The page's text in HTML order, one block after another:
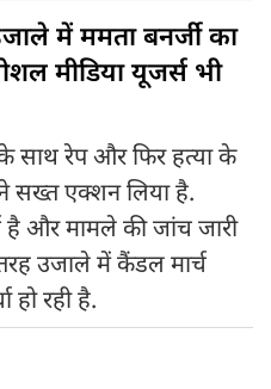
में ममता बनर्जी का
मीडिया यूजर्स भी
साथ रेप और फिर हत्या के
सख्त एक्शन लिया है.
है और मामले की जांच जारी
उजाले में कैंडल मार्च
हो रही है.